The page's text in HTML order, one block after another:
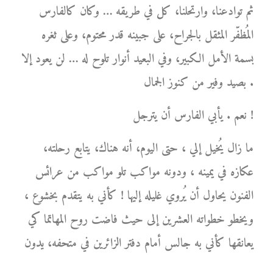
ثم توادعنا، وارتحلنا، كل في طريقه … وكان كالفارس
المُظفّر المثقل بالجراح، على جبينه قدر محتوم، وعلى ثغره
بسمة الأمل الكبير، وفي البعيد أنوار تلوح له … لن يعود إلا
بصيد وفير من كنوز الجمال .
نعم . يأبي الفارس أن يترجل !
ما زال يُخيل إلي ، حتى اليوم، أنه هناك، يتابع رحلته،
عكازه في يمينه ، ودونه مواكب تلو مواكب من عرائس
الفنون يحاول أن يُروي غليله إليها ! كأني به يتقدم بخشوع ،
ويخطو خطواته العشرين إلى حيث فاضت روح المهاتما كي
يعانقها كأني به جالس أمام دفتر الزائرين في متحفه، يدون